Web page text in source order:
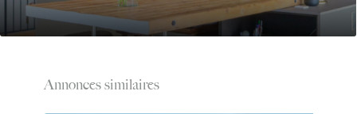
Annonces similaires